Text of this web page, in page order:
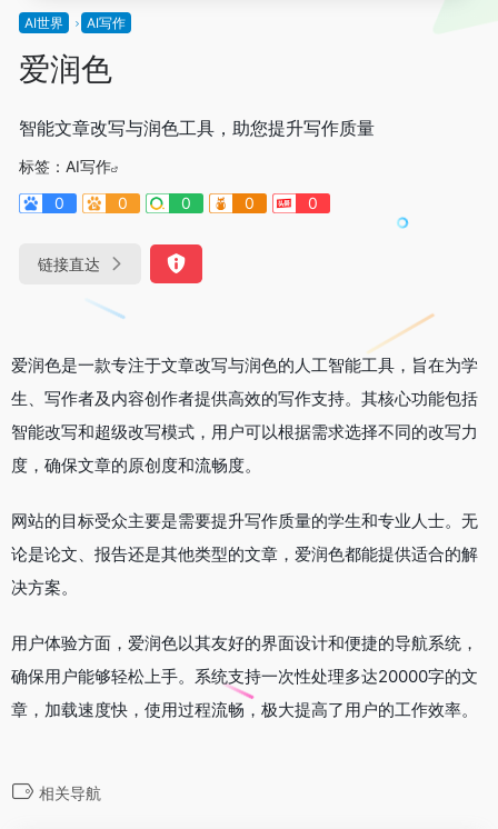
AI世界 AI写作
爱润色
智能文章改写与润色工具，助您提升写作质量
标签： AI写作
0
0 0 0 0
链接直达
爱润色是一款专注于文章改写与润色的人工智能工具，旨在为学
生、写作者及内容创作者提供高效的写作支持。其核心功能包括
智能改写和超级改写模式，用户可以根据需求选择不同的改写力
度，确保文章的原创度和流畅度。
网站的目标受众主要是需要提升写作质量的学生和专业人士。无
论是论文、报告还是其他类型的文章，爱润色都能提供适合的解
决方案。
用户体验方面，爱润色以其友好的界面设计和便捷的导航系统，
确保用户能够轻松上手。系统支持一次性处理多达20000字的文
章，加载速度快，使用过程流畅，极大提高了用户的工作效率。
相关导航